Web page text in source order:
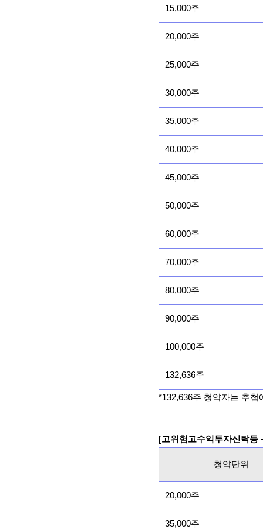
15,000주
20,000주
25,000주
30,000주
35,000주
40,000주
45,000주
50,000주
60,000주
70,000주
80,000주
90,000주
100,000주
132,636주
*132,636주 청약자는 추
[고위험고수익투자신탁등
청약단위
20,000주
35,000주